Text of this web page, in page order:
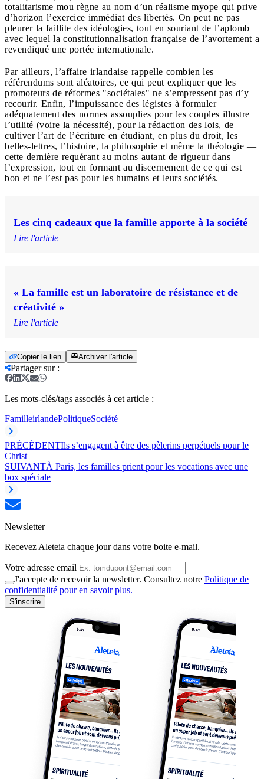
totalitarisme mou règne au nom d’un réalisme myope qui prive
d’horizon l’exercice immédiat des libertés. On peut ne pas
pleurer la faillite des idéologies, tout en souriant de l’aplomb
avec lequel la constitutionnalisation française de l’avortement a
revendiqué une portée internationale.
Par ailleurs, l’affaire irlandaise rappelle combien les
référendums sont aléatoires, ce qui peut expliquer que les
promoteurs de réformes "sociétales" ne s’empressent pas d’y
recourir. Enfin, l’impuissance des légistes à formuler
adéquatement des normes assouplies pour les couples illustre
l’utilité (voire la nécessité), pour la rédaction des lois, de
cultiver l’art de l’écriture en étudiant, en plus du droit, les
belles-lettres, l’histoire, la philosophie et même la théologie —
cette dernière requérant au moins autant de rigueur dans
l’expression, tout en formant au discernement de ce qui est
bon et ne l’est pas pour les humains et leurs sociétés.
Les cinq cadeaux que la famille apporte à la société
Lire l'article
« La famille est un laboratoire de résistance et de
créativité »
Lire l'article
Copier le lien Archiver l'article
Partager sur:
Les mots-clés/tags associés à cet article :
FamilleirlandePolitiqueSociété
PRÉCÉDENTIls s’engagent à être des pèlerins perpétuels pour le
Christ
SUIVANTÀ Paris, les familles prient pour les vocations avec une
box spéciale
Newsletter
Recevez Aleteia chaque jour dans votre boite e-mail.
Votre adresse email
J'accepte de recevoir la newsletter. Consultez notre Politique de
confidentialité pour en savoir plus.
S'inscrire